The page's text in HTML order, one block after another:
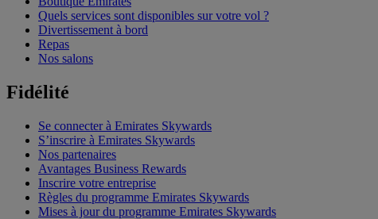
Quels services sont disponibles sur votre vol ?
Divertissement à bord
Repas
Nos salons
Fidélité
Se connecter à Emirates Skywards
S’inscrire à Emirates Skywards
Nos partenaires
Avantages Business Rewards
Inscrire votre entreprise
Règles du programme Emirates Skywards
Mises à jour du programme Emirates Skywards